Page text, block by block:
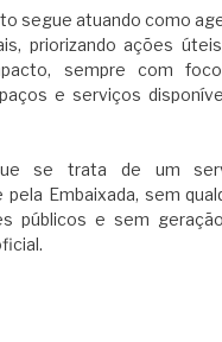
segue atuando como
priorizando ações
sempre com
e serviços
se trata de um
Embaixada, sem
públicos e sem